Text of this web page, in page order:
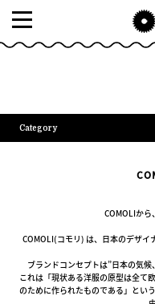
Category
COMOLIから
COMOLI(コモリ) は、日本のデザ
ブランドコンセプトは”日本の気
これは「現状ある洋服の原型は全て
のために作られたものである」とい